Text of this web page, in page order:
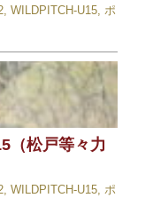
, WILDPITCH-U15, ポ
（松戸等々力
, WILDPITCH-U15, ポ